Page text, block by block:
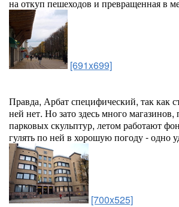
на откуп пешеходов и превращенная в
[691x699]
Правда, Арбат специфический, так как
ней нет. Но зато здесь много магазинов,
парковых скульптур, летом работают
гулять по ней в хорошую погоду - одно
[700x525]